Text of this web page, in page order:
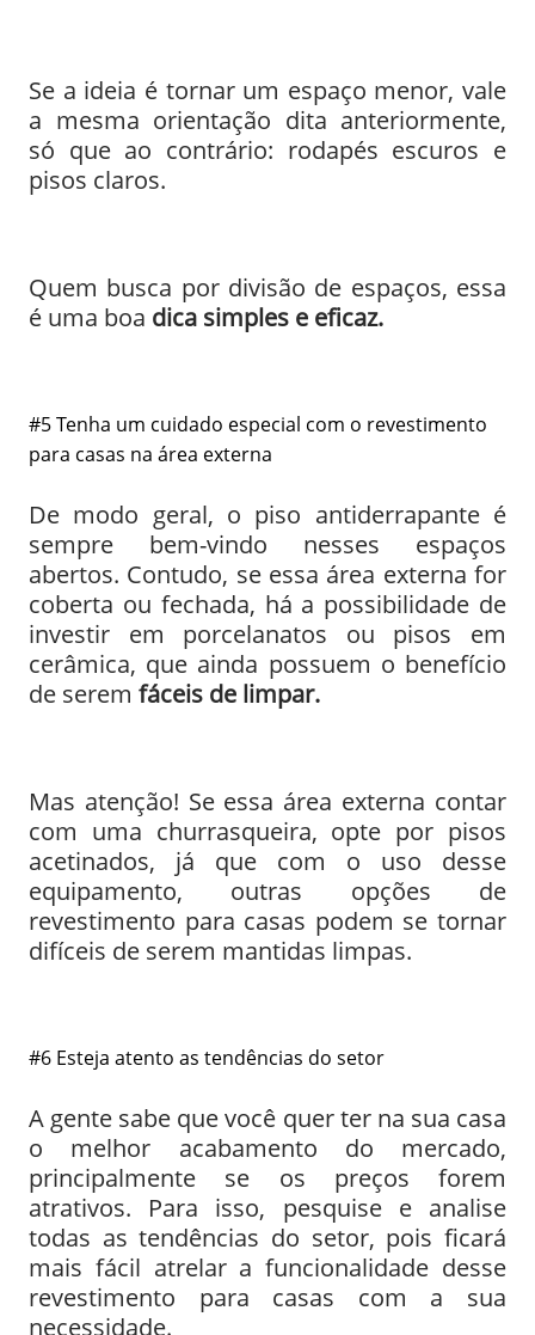
Se a ideia é tornar um espaço menor, vale
a mesma orientação dita anteriormente,
só que ao contrário: rodapés escuros e
pisos claros.
Quem busca por divisão de espaços, essa
é uma boa dica simples e eficaz.
#5 Tenha um cuidado especial com o revestimento
para casas na área externa
De modo geral, o piso antiderrapante é
sempre bem-vindo nesses espaços
abertos. Contudo, se essa área externa for
coberta ou fechada, há a possibilidade de
investir em porcelanatos ou pisos em
cerâmica, que ainda possuem o benefício
de serem fáceis de limpar.
Mas atenção! Se essa área externa contar
com uma churrasqueira, opte por pisos
acetinados, já que com o uso desse
equipamento, outras opções de
revestimento para casas podem se tornar
difíceis de serem mantidas limpas.
#6 Esteja atento as tendências do setor
A gente sabe que você quer ter na sua casa
o melhor acabamento do mercado,
principalmente se os preços forem
atrativos. Para isso, pesquise e analise
todas as tendências do setor, pois ficará
mais fácil atrelar a funcionalidade desse
revestimento para casas com a sua
necessidade.